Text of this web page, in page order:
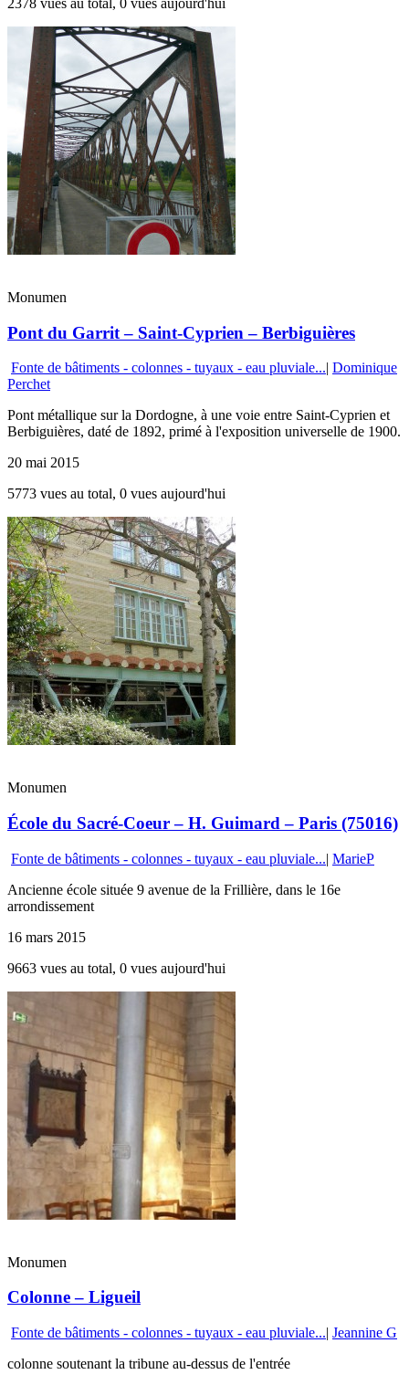
Monumen
Pont du Garrit – Saint-Cyprien – Berbiguières
Fonte de bâtiments - colonnes - tuyaux - eau pluviale...| Dominique
Perchet
Pont métallique sur la Dordogne, à une voie entre Saint-Cyprien et
Berbiguières, daté de 1892, primé à l'exposition universelle de 1900.
20 mai 2015
5773 vues au total, 0 vues aujourd'hui
Monumen
École du Sacré-Coeur – H. Guimard – Paris (75016)
Fonte de bâtiments - colonnes - tuyaux - eau pluviale...| MarieP
Ancienne école située 9 avenue de la Frillière, dans le 16e
arrondissement
16 mars 2015
9663 vues au total, 0 vues aujourd'hui
Monumen
Colonne – Ligueil
Fonte de bâtiments - colonnes - tuyaux - eau pluviale...| Jeannine G
colonne soutenant la tribune au-dessus de l'entrée